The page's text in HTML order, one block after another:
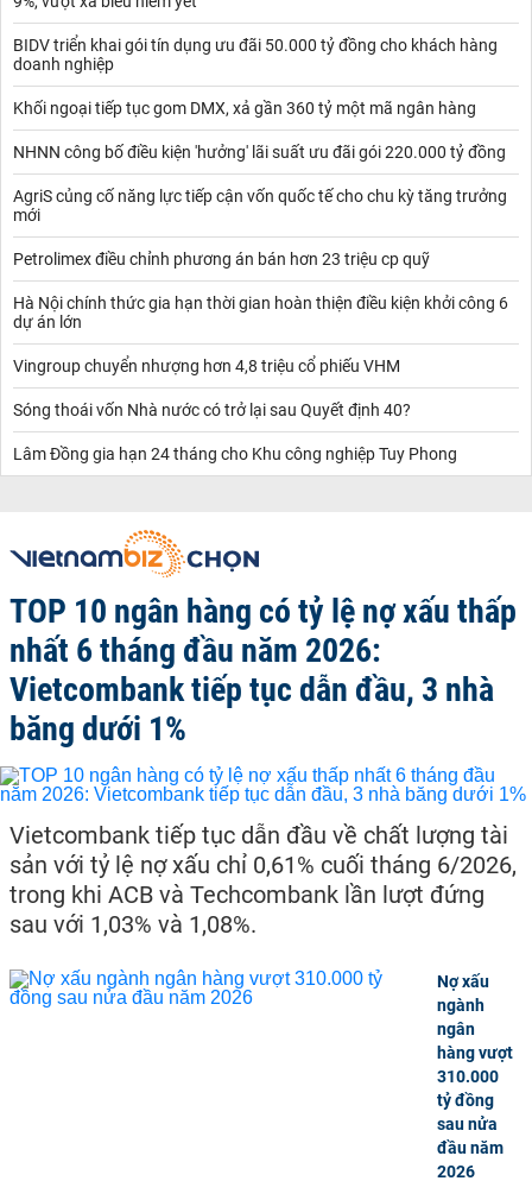
BIDV triển khai gói tín dụng ưu đãi 50.000 tỷ đồng cho khách hàng
doanh nghiệp
Khối ngoại tiếp tục gom DMX, xả gần 360 tỷ một mã ngân hàng
NHNN công bố điều kiện 'hưởng' lãi suất ưu đãi gói 220.000 tỷ đồng
AgriS củng cố năng lực tiếp cận vốn quốc tế cho chu kỳ tăng trưởng
mới
Petrolimex điều chỉnh phương án bán hơn 23 triệu cp quỹ
Hà Nội chính thức gia hạn thời gian hoàn thiện điều kiện khởi công 6
dự án lớn
Vingroup chuyển nhượng hơn 4,8 triệu cổ phiếu VHM
Sóng thoái vốn Nhà nước có trở lại sau Quyết định 40?
Lâm Đồng gia hạn 24 tháng cho Khu công nghiệp Tuy Phong
TOP 10 ngân hàng có tỷ lệ nợ xấu thấp
nhất 6 tháng đầu năm 2026:
Vietcombank tiếp tục dẫn đầu, 3 nhà
băng dưới 1%
Vietcombank tiếp tục dẫn đầu về chất lượng tài
sản với tỷ lệ nợ xấu chỉ 0,61% cuối tháng 6/2026,
trong khi ACB và Techcombank lần lượt đứng
sau với 1,03% và 1,08%.
Nợ xấu
ngành
ngân
hàng vượt
310.000
tỷ đồng
sau nửa
đầu năm
2026